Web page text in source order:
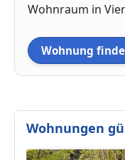
Wohnraum in
Wohnung
Wohnungen